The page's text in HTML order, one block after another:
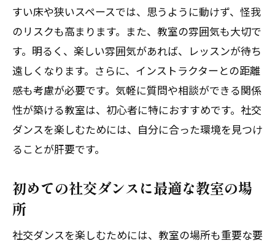
社交ダンスで自己表現を高めるためのメ
ンタル準備
社交ダンスで自己表現を見つけるための
体験談
初心者向け社交ダンスの自己表現テクニ
ック
社交ダンスで創造的な自己表現を楽しむ
方法
ギ
の選び方
すい床や狭いスペースでは、思うように動けず、怪我
のリスクも高まります。また、教室の雰囲気も大切で
す。明るく、楽しい雰囲気があれば、レッスンが待ち
遠しくなります。さらに、インストラクターとの距離
感も考慮が必要です。気軽に質問や相談ができる関係
性が築ける教室は、初心者に特におすすめです。社交
ダンスを楽しむためには、自分に合った環境を見つけ
ることが肝要です。
初めての社交ダンスに最適な教室の場
所
社交ダンスを楽しむためには、教室の場所も重要な要